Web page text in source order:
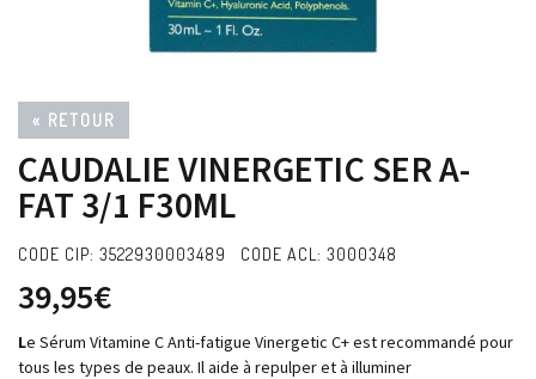
« RETOUR
CAUDALIE VINERGETIC SER A-
FAT 3/1 F30ML
CODE CIP: 3522930003489 CODE ACL: 3000348
39,95€
Le Sérum Vitamine C Anti-fatigue Vinergetic C+ est recommandé pour
tous les types de peaux. Il aide à repulper et à illuminer